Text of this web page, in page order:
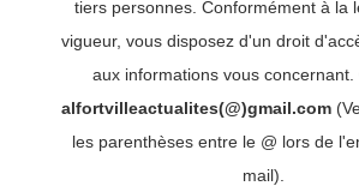
tiers personnes. Conformément à la
vigueur, vous disposez d'un droit
aux informations vous concernant.
alfortvilleactualites(@)gmail.com
les parenthèses entre le @ lors de
mail).